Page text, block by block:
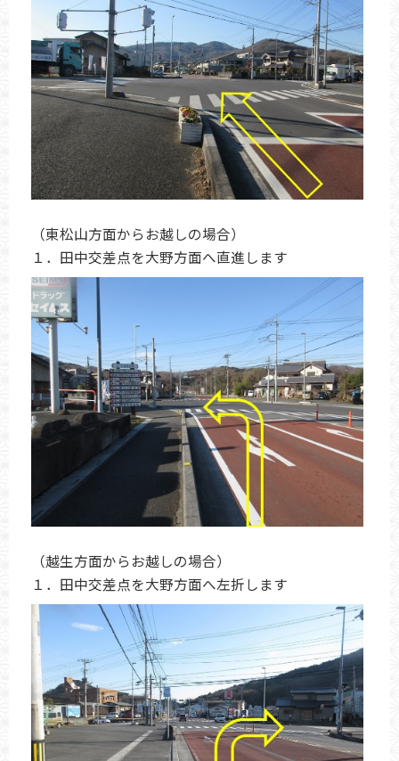
（東松山方面からお越しの場合）
１．田中交差点を大野方面へ直進します
（越生方面からお越しの場合）
１．田中交差点を大野方面へ左折します